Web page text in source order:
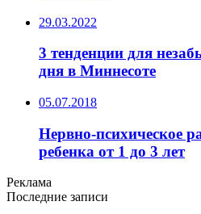
29.03.2022
3 тенденции для
дня в Миннесоте
05.07.2018
Нервно-психическое
ребенка от 1 до 3 лет
Реклама
Последние записи